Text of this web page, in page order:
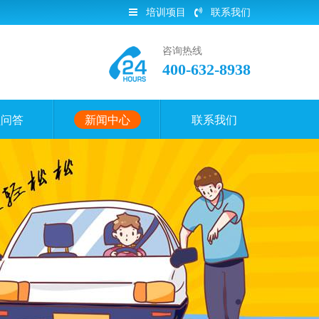
培训项目 联系我们
咨询热线
400-632-8938
答 新闻中心 联系我们